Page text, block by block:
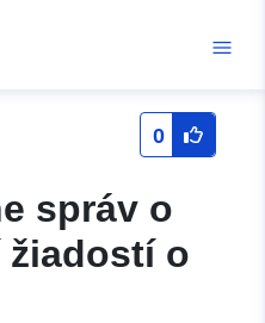
0
správ o
o